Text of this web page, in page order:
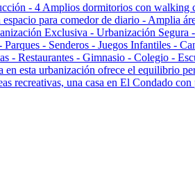
- 4 Amplios dormitorios con walking
para comedor de diario - Amplia
Exclusiva - Urbanización Segura
- Senderos - Juegos Infantiles -
- Restaurantes - Gimnasio - Colegio -
esta urbanización ofrece el equilibrio
recreativas, una casa en El Condado con